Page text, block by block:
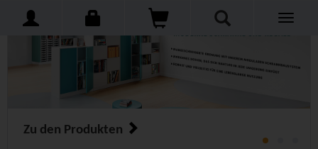
Toggle
Zu den Produkten